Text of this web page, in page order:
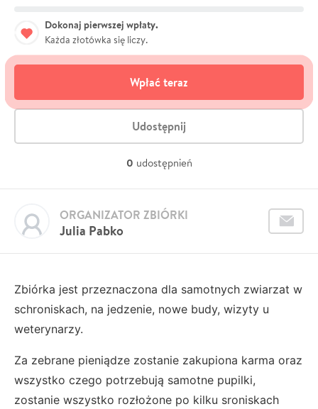
Dokonaj pierwszej wpłaty.
Każda złotówka się liczy.
Wpłać teraz
Udostępnij
0 udostępnień
Julia Pabko
ORGANIZATOR ZBIÓRKI
Zbiórka jest przeznaczona dla samotnych zwiarzat w
schroniskach, na jedzenie, nowe budy, wizyty u
weterynarzy.
Za zebrane pieniądze zostanie zakupiona karma oraz
wszystko czego potrzebują samotne pupilki,
zostanie wszystko rozłożone po kilku sroniskach